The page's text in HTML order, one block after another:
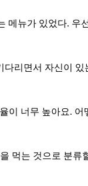
메뉴가 있었다.
다리면서 자신이
이 너무 높아요. 어
먹는 것으로 분류